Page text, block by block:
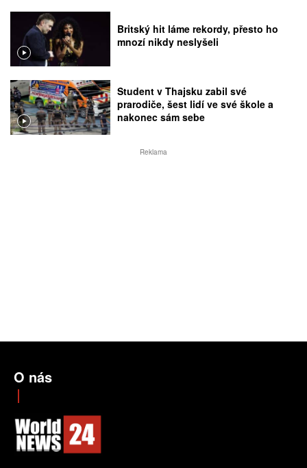
Britský hit láme rekordy, přesto ho
mnozí nikdy neslyšeli
Student v Thajsku zabil své
prarodiče, šest lidí ve své škole a
nakonec sám sebe
Reklama
O nás